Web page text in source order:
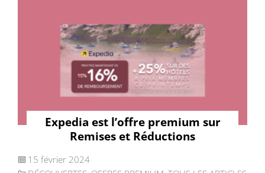
Expedia est l’offre premium sur
Remises et Réductions
15 février 2024